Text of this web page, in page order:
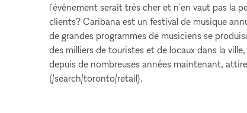
l'événement serait très cher et n'en vaut pas la
clients? Caribana est un festival de musique
de grandes programmes de musiciens se
des milliers de touristes et de locaux dans la
depuis de nombreuses années maintenant,
(/search/toronto/retail).